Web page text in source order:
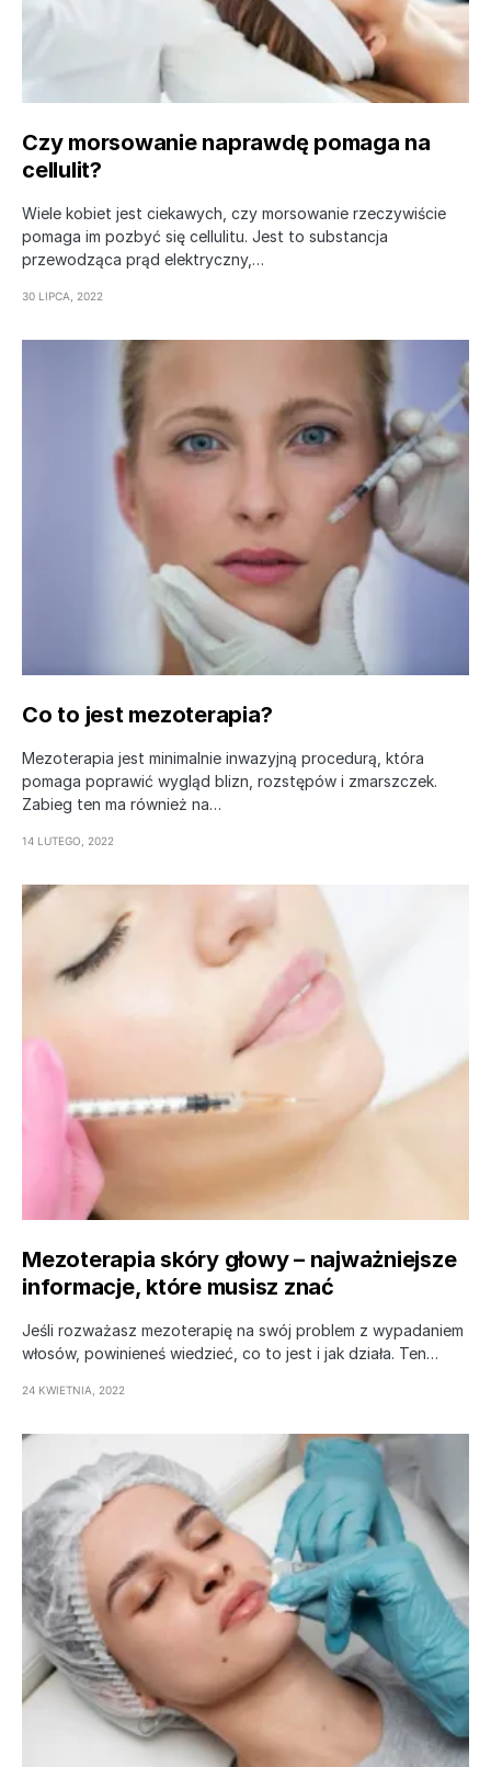
Czy morsowanie naprawdę pomaga na
cellulit?
Wiele kobiet jest ciekawych, czy morsowanie rzeczywiście
pomaga im pozbyć się cellulitu. Jest to substancja
przewodząca prąd elektryczny,…
30 LIPCA, 2022
Co to jest mezoterapia?
Mezoterapia jest minimalnie inwazyjną procedurą, która
pomaga poprawić wygląd blizn, rozstępów i zmarszczek.
Zabieg ten ma również na…
14 LUTEGO, 2022
Mezoterapia skóry głowy – najważniejsze
informacje, które musisz znać
Jeśli rozważasz mezoterapię na swój problem z wypadaniem
włosów, powinieneś wiedzieć, co to jest i jak działa. Ten…
24 KWIETNIA, 2022